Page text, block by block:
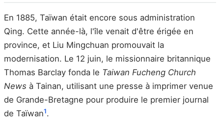
En 1885, Taïwan était encore sous administration
Qing. Cette année-là, l'île venait d'être érigée en
province, et Liu Mingchuan promouvait la
modernisation. Le 12 juin, le missionnaire britannique
Thomas Barclay fonda le Taiwan Fucheng Church
News à Tainan, utilisant une presse à imprimer venue
de Grande-Bretagne pour produire le premier journal
de Taïwan1.